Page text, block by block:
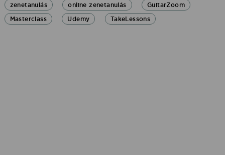
zenetanulás online zenetanulás
GuitarZoom
Masterclass
Udemy TakeLessons